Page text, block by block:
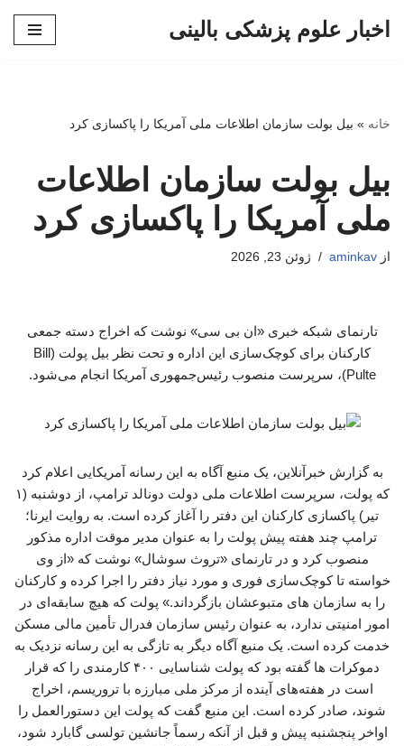
اخبار علوم پزشکی بالینی
خانه » بیل بولت سازمان اطلاعات ملی آمریکا را پاکسازی کرد
بیل بولت سازمان اطلاعات
ملی آمریکا را پاکسازی کرد
از aminkav ژوئن 23, 2026
تارنمای شبکه خبری «ان بی سی» نوشت که اخراج‌ دسته جمعی
کارکنان برای کوچک‌سازی این اداره و تحت نظر بیل پولت (Bill
Pulte)، سرپرست منصوب رئیس‌جمهوری آمریکا انجام می‌شود.
به گزارش خبرآنلاین، یک منبع آگاه به این رسانه آمریکایی اعلام کرد
که پولت، سرپرست اطلاعات ملی دولت دونالد ترامپ، از دوشنبه (۱
تیر) پاکسازی کارکنان این دفتر را آغاز کرده است. به روایت ایرنا؛
ترامپ چند هفته پیش پولت را به عنوان مدیر موقت اداره مذکور
منصوب کرد و در تارنمای «تروث سوشال» نوشت که «از وی
خواسته تا کوچک‌سازی فوری و مورد نیاز دفتر را اجرا کرده و کارکنان
را به سازمان های متبوعشان بازگرداند.» پولت که هیچ سابقه‌ای در
امور امنیتی ندارد، به عنوان رئیس سازمان فدرال تأمین مالی مسکن
خدمت کرده است. یک منبع آگاه دیگر به تازگی به این رسانه نزدیک به
دموکرات ها گفته بود که پولت شناسایی ۴۰۰ کارمندی را که قرار
است در هفته‌های آینده از مرکز ملی مبارزه با تروریسم، اخراج
شوند، صادر کرده است. این منبع گفت که پولت این دستورالعمل را
اواخر پنجشنبه پیش و قبل از آنکه رسماً جانشین تولسی گابارد شود،